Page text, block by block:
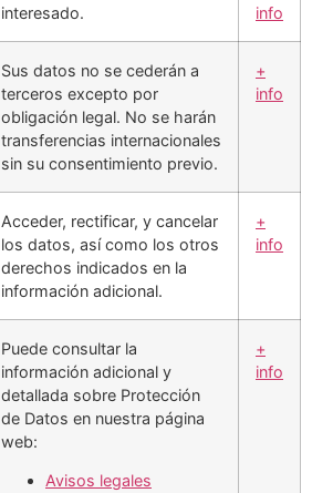
interesado.
info
Sus datos no se cederán a
terceros excepto por
obligación legal. No se harán
transferencias internacionales
sin su consentimiento previo.
+
info
Acceder, rectificar, y cancelar
los datos, así como los otros
derechos indicados en la
información adicional.
+
info
Puede consultar la
información adicional y
detallada sobre Protección
de Datos en nuestra página
web:
​Avisos legales
+
info